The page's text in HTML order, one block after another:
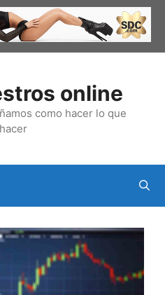
online
como hacer lo que